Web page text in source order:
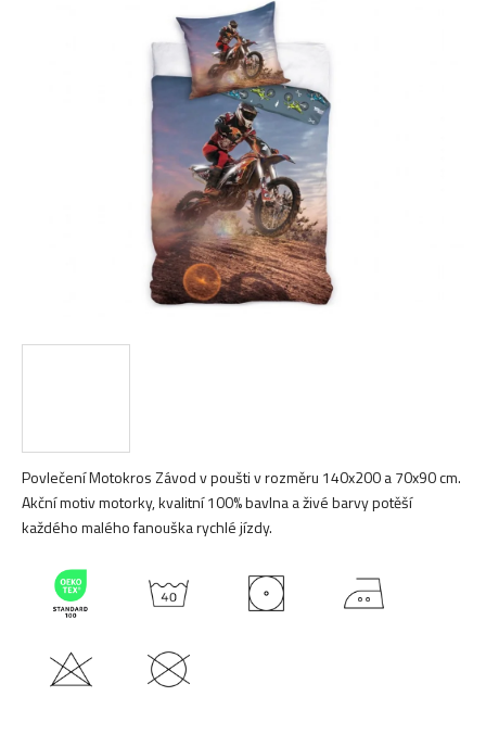
Povlečení Motokros Závod v poušti v rozměru 140x200 a 70x90 cm.
Akční motiv motorky, kvalitní 100% bavlna a živé barvy potěší
každého malého fanouška rychlé jízdy.